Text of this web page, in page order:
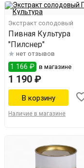
Экстракт солодовый
Пивная Культура
"Пилснер"
нет отзывов
1 166 ₽ в магазине
1 190 ₽
Наличие в магазине